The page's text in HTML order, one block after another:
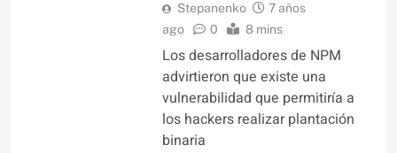
Stepanenko
7 años
ago
0 8 mins
Los desarrolladores de NPM
advirtieron que existe una
vulnerabilidad que permitiría a
los hackers realizar plantación
binaria